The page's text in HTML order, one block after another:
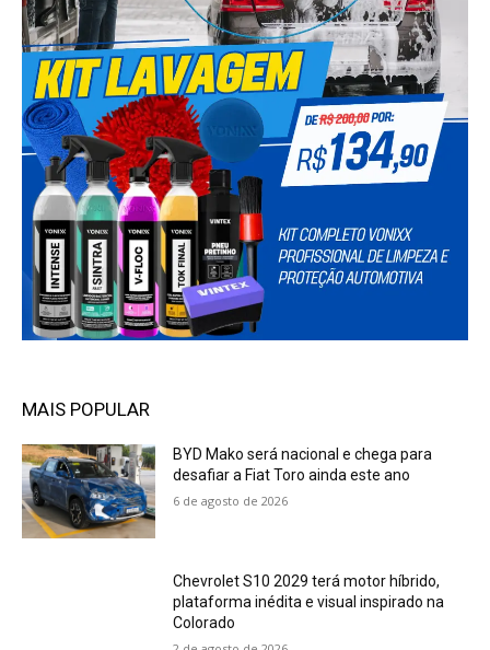
MAIS POPULAR
BYD Mako será nacional e chega para
desafiar a Fiat Toro ainda este ano
6 de agosto de 2026
Chevrolet S10 2029 terá motor híbrido,
plataforma inédita e visual inspirado na
Colorado